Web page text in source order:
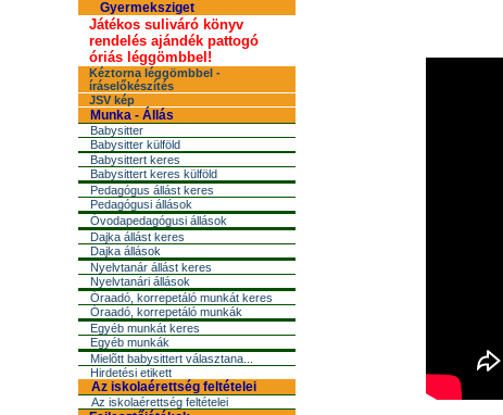
Gyermeksziget
Játékos suliváró könyv
rendelés ajándék pattogó
óriás léggömbbel!
Kéztorna léggömbbel -
íráselőkészítés
JSV kép
Munka - Állás
Babysitter
Babysitter külföld
Babysittert keres
Babysittert keres külföld
Pedagógus állást keres
Pedagógusi állások
Óvodapedagógusi állások
Dajka állást keres
Dajka állások
Nyelvtanár állást keres
Nyelvtanári állások
Óraadó, korrepetáló munkát keres
Óraadó, korrepetáló munkák
Egyéb munkát keres
Egyéb munkák
Mielõtt babysittert választana...
Hirdetési etikett
Az iskolaérettség feltételei
Az iskolaérettség feltételei